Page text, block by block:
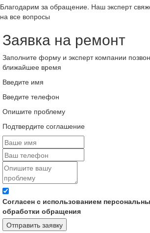
Благодарим за обращение. Наш эксперт
на все вопросы
Заявка на ремонт
Заполните форму и эксперт компании
ближайшее время
Введите имя
Введите телефон
Опишите проблему
Подтвердите соглашение
Согласен с использованием
обработки обращения
Отправить заявку